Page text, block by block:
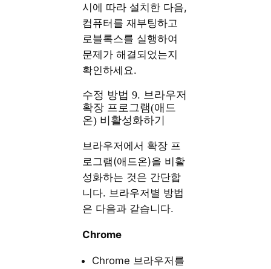
시에 따라 설치한 다음,
컴퓨터를 재부팅하고
로블록스를 실행하여
문제가 해결되었는지
확인하세요.
수정 방법 9. 브라우저
확장 프로그램(애드
온) 비활성화하기
브라우저에서 확장 프
로그램(애드온)을 비활
성화하는 것은 간단합
니다. 브라우저별 방법
은 다음과 같습니다.
Chrome
Chrome 브라우저를